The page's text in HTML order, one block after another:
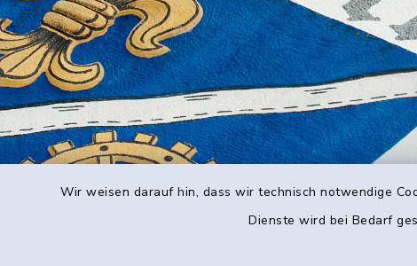
Wir weisen darauf hin, dass wir technisch notwendige
Dienste wird bei Bedarf